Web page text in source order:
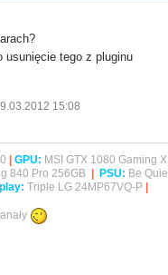
usunięcie tego z pluginu
15:08
| GPU: MSI GTX 1080 Gaming X
840 Pro 256GB | PSU: Be
Triple LG 24MP67VQ-P |